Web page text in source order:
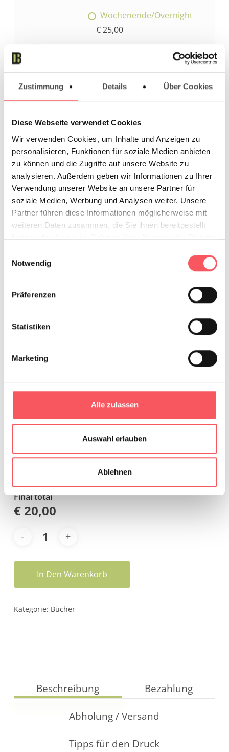
Zustimmung Details Über Cookies
Diese Webseite verwendet Cookies
Wir verwenden Cookies, um Inhalte und Anzeigen zu
personalisieren, Funktionen für soziale Medien anbieten
zu können und die Zugriffe auf unsere Website zu
analysieren. Außerdem geben wir Informationen zu Ihrer
Verwendung unserer Website an unsere Partner für
soziale Medien, Werbung und Analysen weiter. Unsere
Partner führen diese Informationen möglicherweise mit
weiteren Daten zusammen, die Sie ihnen bereitgestellt
haben oder die sie im Rahmen Ihrer Nutzung der Dienste
Notwendig
Präferenzen
Statistiken
Marketing
Alle zulassen
Auswahl erlauben
Ablehnen
Wochenende/Overnight
€ 25,00
Upload
deiner PDF
Datei
(max file size 128 MB)
Weitere Datei Hochladen
€ 6,00
nein € 0,00
€ 20,00
Final total
€20,00
In Den Warenkorb
Kategorie: Bücher
Beschreibung
Bezahlung
Abholung / Versand
Tipps für den Druck